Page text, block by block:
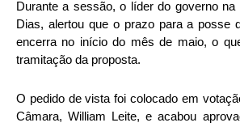
Durante a sessão, o líder do governo
Dias, alertou que o prazo para a posse
encerra no início do mês de maio, o
tramitação da proposta.
O pedido de vista foi colocado em
Câmara, William Leite, e acabou